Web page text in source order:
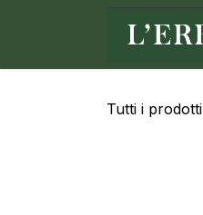
Tutti i prodotti